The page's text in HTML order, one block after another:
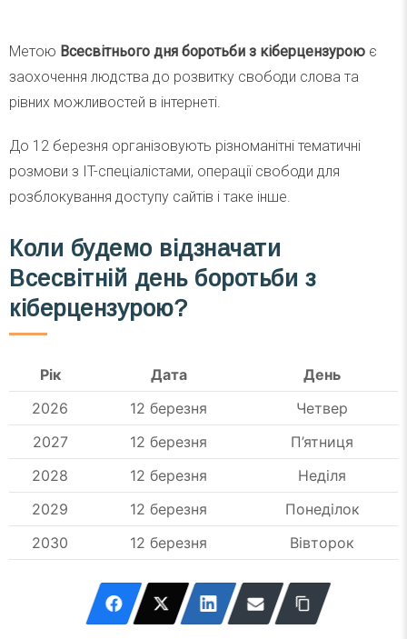
Метою Всесвітнього дня боротьби з кіберцензурою є
заохочення людства до розвитку свободи слова та
рівних можливостей в інтернеті.
До 12 березня організовують різноманітні тематичні
розмови з IT-спеціалістами, операції свободи для
розблокування доступу сайтів і таке інше.
Коли будемо відзначати
Всесвітній день боротьби з
кіберцензурою?
Рік Дата
День
2026
12 березня
Четвер
2027
12 березня
П’ятниця
2028
12 березня
Неділя
2029
12 березня
Понеділок
2030
12 березня Вівторок